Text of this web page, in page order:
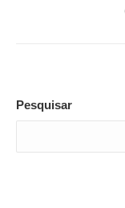
Pesquisar